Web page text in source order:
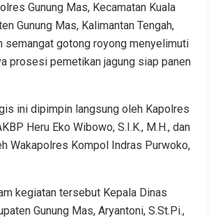
Gunung Mas, Kecamatan Kuala
Gunung Mas, Kalimantan Tengah,
semangat gotong royong menyelimuti
prosesi pemetikan jagung siap panen
ini dipimpin langsung oleh Kapolres
Heru Eko Wibowo, S.I.K., M.H., dan
Wakapolres Kompol Indras Purwoko,
kegiatan tersebut Kepala Dinas
Gunung Mas, Aryantoni, S.St.Pi.,